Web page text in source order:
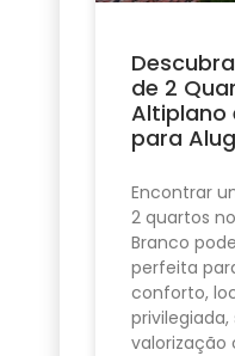
de 2
Altiplano
para
Encontrar
2 quartos
Branco
perfeita
conforto,
valorização